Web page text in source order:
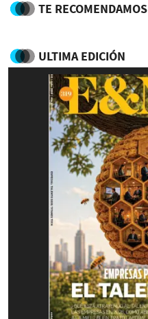
TE RECOMENDAMOS
ULTIMA EDICIÓN